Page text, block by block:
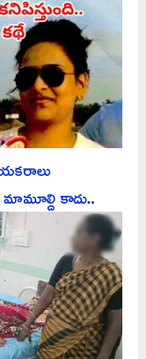
కాదు..